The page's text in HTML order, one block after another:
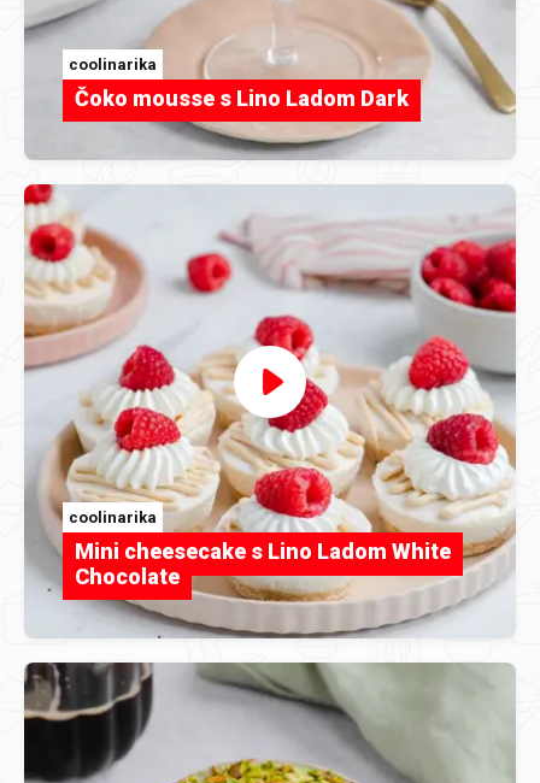
coolinarika
Čoko mousse s Lino Ladom Dark
coolinarika
Mini cheesecake s Lino Ladom White
Chocolate